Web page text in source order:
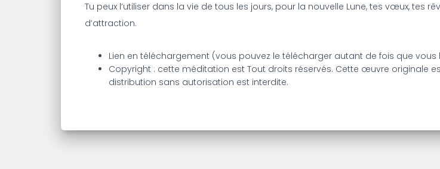
Tu peux l’utiliser dans la vie de tous les jours, pour la nouvelle Lune, tes vœux, tes
d’attraction.
Lien en téléchargement (vous pouvez le télécharger autant de fois que vous
Copyright : cette méditation est Tout droits réservés. Cette œuvre originale
distribution sans autorisation est interdite.